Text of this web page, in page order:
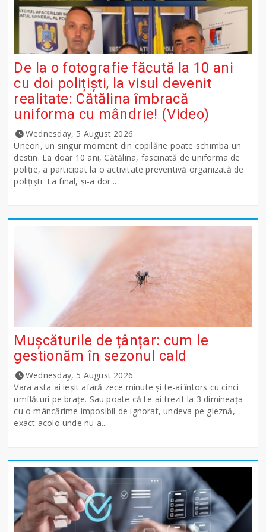
De la o fotografie făcută la 10 ani
cu doi polițiști, la visul devenit
realitate: Cătălina îmbracă
uniforma cu mândrie! (Video)
Wednesday, 5 August 2026
Uneori, un singur moment din copilărie poate schimba un
destin. La doar 10 ani, Cătălina, fascinată de uniforma de
poliție, a participat la o activitate preventivă organizată de
polițiști. La final, și-a dor...
Mușcăturile de țânțar: cum le
gestionăm în sezonul cald
Wednesday, 5 August 2026
Vara asta ai ieșit afară zece minute și te-ai întors cu cinci
umflături pe brațe. Sau poate că te-ai trezit la 3 dimineața
cu o mâncărime imposibil de ignorat, undeva pe gleznă,
exact acolo unde nu a...